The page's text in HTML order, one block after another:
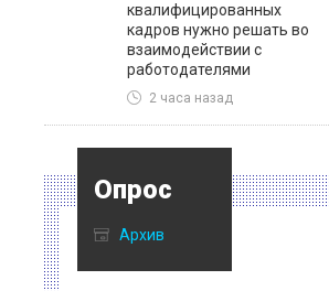
квалифицированных
кадров нужно решать во
взаимодействии с
работодателями
2 часа назад
Опрос
Архив